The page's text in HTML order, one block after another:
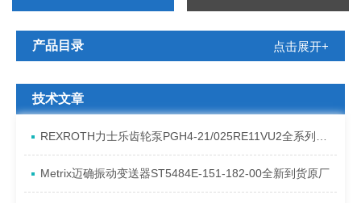
产品目录 点击展开+
技术文章
REXROTH力士乐齿轮泵PGH4-21/025RE11VU2全系列发货原理
Metrix迈确振动变送器ST5484E-151-182-00全新到货原厂